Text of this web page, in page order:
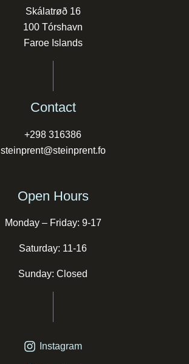
Skálatrøð 16
100 Tórshavn
Faroe Islands
Contact
+298 316386
steinprent@steinprent.fo
Open Hours
Monday – Friday: 9-17
Saturday: 11-16
Sunday: Closed
Instagram